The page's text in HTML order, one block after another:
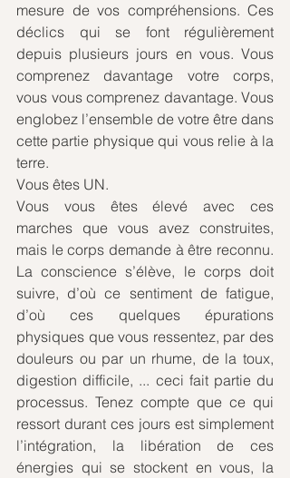
mesure de vos compréhensions. Ces
déclics qui se font régulièrement
depuis plusieurs jours en vous. Vous
comprenez davantage votre corps,
vous vous comprenez davantage. Vous
englobez l’ensemble de votre être dans
cette partie physique qui vous relie à la
terre.
Vous êtes UN.
Vous vous êtes élevé avec ces
marches que vous avez construites,
mais le corps demande à être reconnu.
La conscience s’élève, le corps doit
suivre, d’où ce sentiment de fatigue,
d’où ces quelques épurations
physiques que vous ressentez, par des
douleurs ou par un rhume, de la toux,
digestion difficile, ... ceci fait partie du
processus. Tenez compte que ce qui
ressort durant ces jours est simplement
l’intégration, la libération de ces
énergies qui se stockent en vous, la